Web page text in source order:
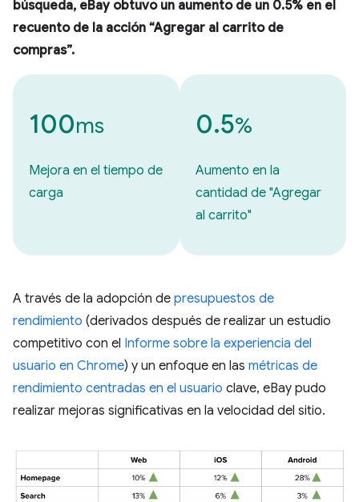
búsqueda, eBay obtuvo un aumento de un 0.5% en el
recuento de la acción “Agregar al carrito de
compras”.
100ms
Mejora en el tiempo de
carga
0.5%
Aumento en la
cantidad de "Agregar
al carrito"
A través de la adopción de presupuestos de
rendimiento (derivados después de realizar un estudio
competitivo con el Informe sobre la experiencia del
usuario en Chrome) y un enfoque en las métricas de
rendimiento centradas en el usuario clave, eBay pudo
realizar mejoras significativas en la velocidad del sitio.